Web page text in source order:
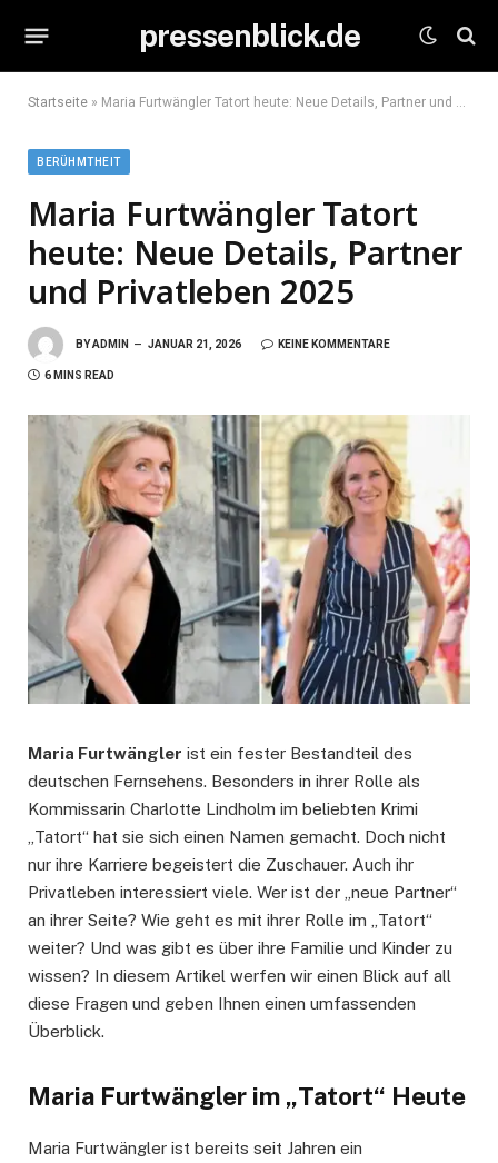
pressenblick.de
Startseite » Maria Furtwängler Tatort heute: Neue Details, Partner und Privatleben 2025
BERÜHMTHEIT
Maria Furtwängler Tatort
heute: Neue Details, Partner
und Privatleben 2025
BYADMIN JANUAR 21, 2026 KEINE KOMMENTARE
6 MINS READ
Maria Furtwängler ist ein fester Bestandteil des
deutschen Fernsehens. Besonders in ihrer Rolle als
Kommissarin Charlotte Lindholm im beliebten Krimi
„Tatort“ hat sie sich einen Namen gemacht. Doch nicht
nur ihre Karriere begeistert die Zuschauer. Auch ihr
Privatleben interessiert viele. Wer ist der „neue Partner“
an ihrer Seite? Wie geht es mit ihrer Rolle im „Tatort“
weiter? Und was gibt es über ihre Familie und Kinder zu
wissen? In diesem Artikel werfen wir einen Blick auf all
diese Fragen und geben Ihnen einen umfassenden
Überblick.
Maria Furtwängler im „Tatort“ Heute
Maria Furtwängler ist bereits seit Jahren ein